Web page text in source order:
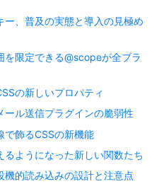
、普及の実態と導入の見極め
限定できる@scopeが全ブラ
の新しいプロパティ
ル送信プラグインの脆弱性
で飾るCSSの新機能
ようになった新しい関数たち
的読み込みの設計と注意点